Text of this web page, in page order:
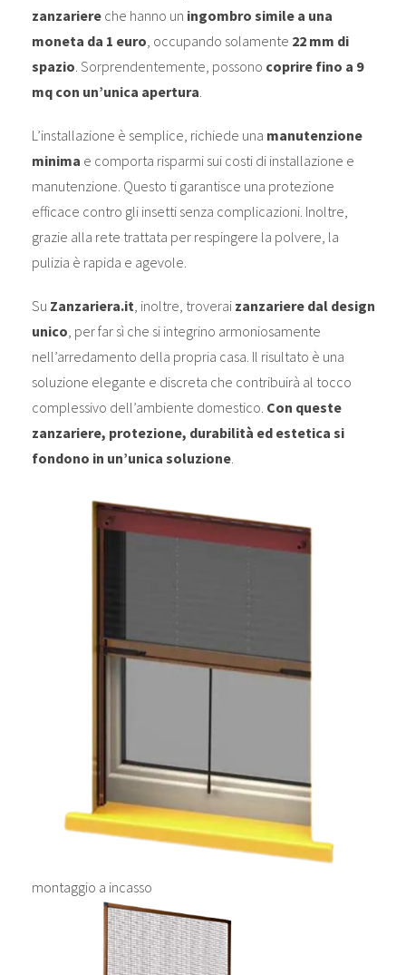
zanzariereche hanno un ingombro simile a una
moneta da 1 euro , occupando solamente 22 mm di
spazio . Sorprendentemente, possono coprire fino a 9
mq con un’unica apertura
L’installazione è semplice, richiede una manutenzione
minima e comporta risparmi sui costi di installazione e
manutenzione. Questo ti garantisce una protezione
efficace contro gli insetti senza complicazioni. Inoltre,
grazie alla rete trattata per respingere la polvere, la
pulizia è rapida e agevole.
Su Zanzariera.it , inoltre, troverai zanzariere dal design
unico , per far sì che si integrino armoniosamente
nell’arredamento della propria casa. Il risultato è una
soluzione elegante e discreta che contribuirà al tocco
complessivo dell’ambiente domestico. Con queste
zanzariere, protezione, durabilità ed estetica si
fondono in un’unica soluzione.
montaggio a incasso